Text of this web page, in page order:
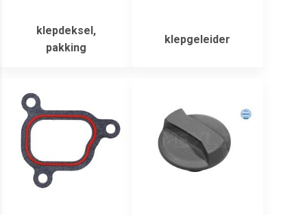
klepdeksel,
pakking
klepgeleider